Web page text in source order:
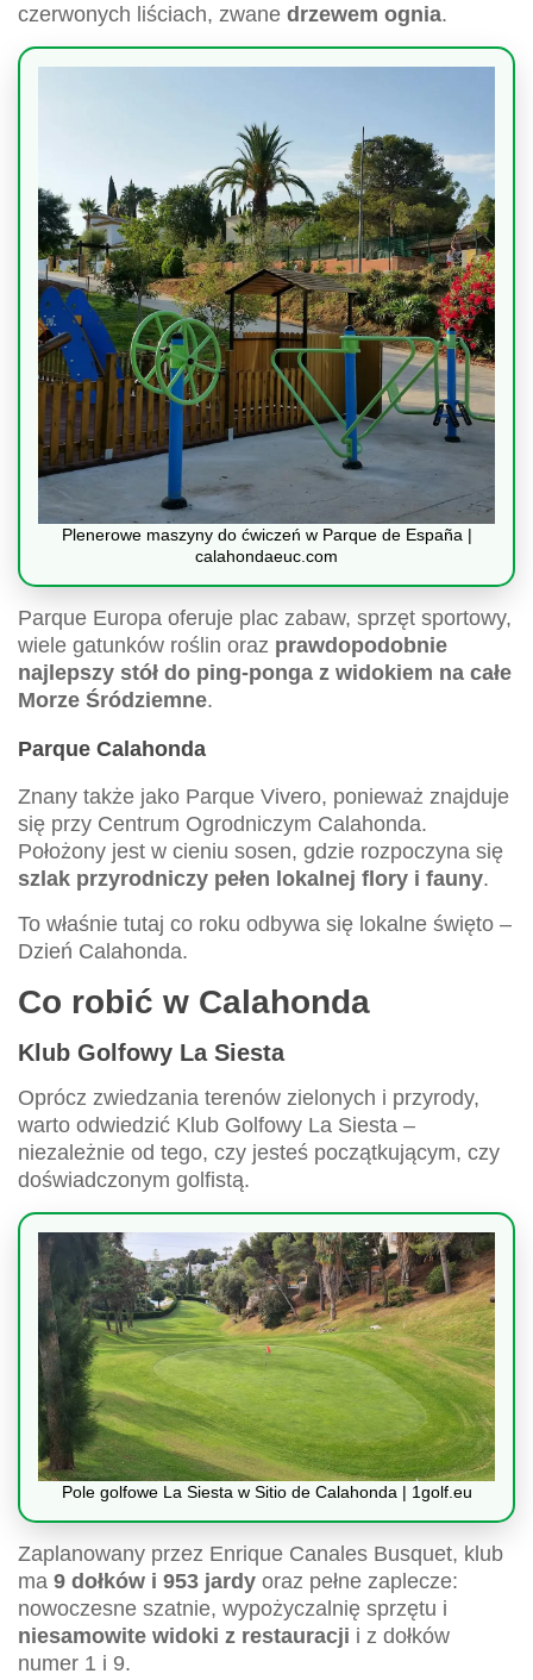
czerwonych liściach, zwane drzewem ognia.
Plenerowe maszyny do ćwiczeń w Parque de España |
calahondaeuc.com
Parque Europa oferuje plac zabaw, sprzęt sportowy,
wiele gatunków roślin oraz prawdopodobnie
najlepszy stół do ping-ponga z widokiem na całe
Morze Śródziemne.
Parque Calahonda
Znany także jako Parque Vivero, ponieważ znajduje
się przy Centrum Ogrodniczym Calahonda.
Położony jest w cieniu sosen, gdzie rozpoczyna się
szlak przyrodniczy pełen lokalnej flory i fauny.
To właśnie tutaj co roku odbywa się lokalne święto –
Dzień Calahonda.
Co robić w Calahonda
Klub Golfowy La Siesta
Oprócz zwiedzania terenów zielonych i przyrody,
warto odwiedzić Klub Golfowy La Siesta –
niezależnie od tego, czy jesteś początkującym, czy
doświadczonym golfistą.
Pole golfowe La Siesta w Sitio de Calahonda | 1golf.eu
Zaplanowany przez Enrique Canales Busquet, klub
ma 9 dołków i 953 jardy oraz pełne zaplecze:
nowoczesne szatnie, wypożyczalnię sprzętu i
niesamowite widoki z restauracji i z dołków
numer 1 i 9.